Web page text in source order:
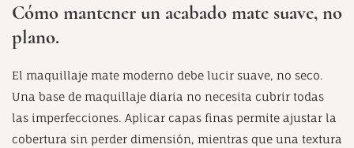
Cómo mantener un acabado mate suave, no
plano.
El maquillaje mate moderno debe lucir suave, no seco.
Una base de maquillaje diaria no necesita cubrir todas
las imperfecciones. Aplicar capas finas permite ajustar la
cobertura sin perder dimensión, mientras que una textura